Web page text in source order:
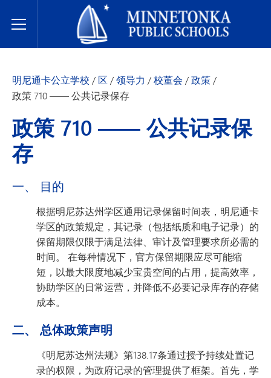
Toggle Menu
明尼通卡公立学校
明尼通卡公立学校 / 区/领导力 /校董会 /政策/
政策 710 —— 公共记录保存
政策 710 —— 公共记录保
存
一、 目的
根据明尼苏达州学区通用记录保留时间表，明尼通卡
学区的政策规定，其记录（包括纸质和电子记录）的
保留期限仅限于满足法律、审计及管理要求所必需的
时间。 在每种情况下，官方保留期限应尽可能缩
短，以最大限度地减少宝贵空间的占用，提高效率，
协助学区的日常运营，并降低不必要记录库存的存储
成本。
二、 总体政策声明
《明尼苏达州法规》第138.17条通过授予持续处置记
录的权限，为政府记录的管理提供了框架。首先，学